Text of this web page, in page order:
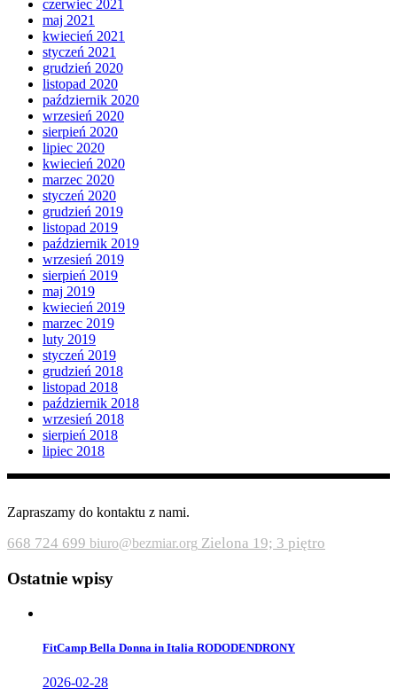
czerwiec 2021
maj 2021
kwiecień 2021
styczeń 2021
grudzień 2020
listopad 2020
październik 2020
wrzesień 2020
sierpień 2020
lipiec 2020
kwiecień 2020
marzec 2020
styczeń 2020
grudzień 2019
listopad 2019
październik 2019
wrzesień 2019
sierpień 2019
maj 2019
kwiecień 2019
marzec 2019
luty 2019
styczeń 2019
grudzień 2018
listopad 2018
październik 2018
wrzesień 2018
sierpień 2018
lipiec 2018
Zapraszamy do kontaktu z nami.
668 724 699 biuro@bezmiar.org Zielona 19; 3 piętro
Ostatnie wpisy
FitCamp Bella Donna in Italia RODODENDRONY
2026-02-28